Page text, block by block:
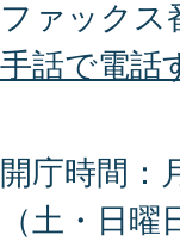
ファック
手話で電話
開庁時間：
（土・日